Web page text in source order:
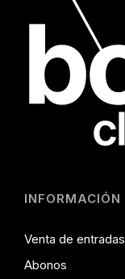
INFORMACIÓN
Venta de entradas
Abonos